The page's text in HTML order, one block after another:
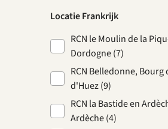
Locatie Frankrijk
RCN le Moulin de la
Dordogne (7)
RCN Belledonne, Bourg
d'Huez (9)
RCN la Bastide en
Ardèche (4)